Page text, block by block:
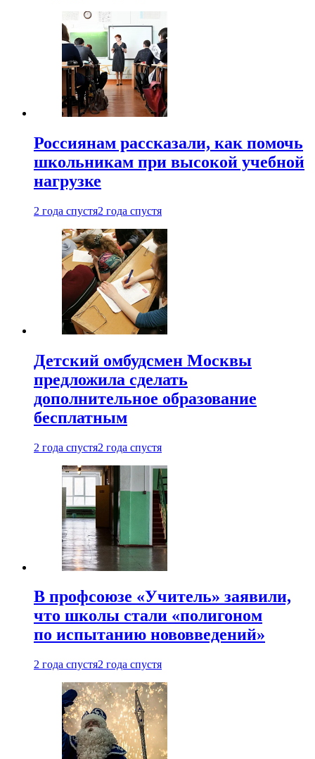
Россиянам рассказали, как помочь
школьникам при высокой учебной
нагрузке
2 года спустя2 года спустя
Детский омбудсмен Москвы
предложила сделать
дополнительное образование
бесплатным
2 года спустя2 года спустя
В профсоюзе «Учитель» заявили,
что школы стали «полигоном
по испытанию нововведений»
2 года спустя2 года спустя